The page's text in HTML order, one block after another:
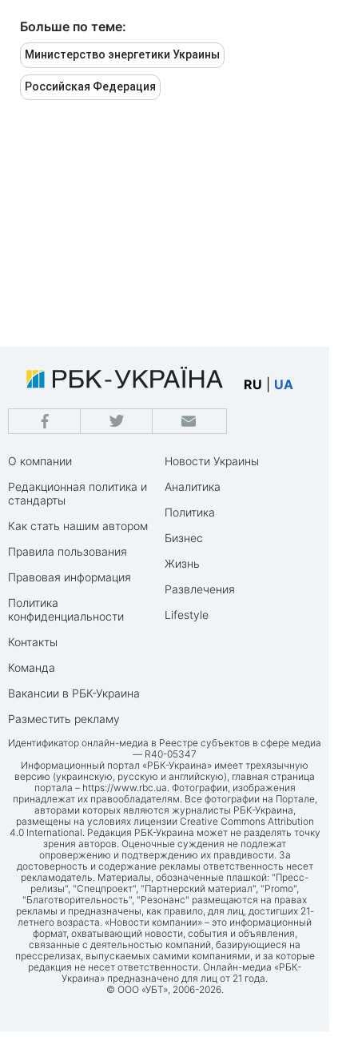
Больше по теме:
Министерство энергетики Украины
Российская Федерация
RU UA
О компании
Редакционная политика и
стандарты
Как стать нашим автором
Правила пользования
Правовая информация
Политика
конфиденциальности
Контакты
Команда
Вакансии в РБК-Украина
Разместить рекламу
Новости Украины
Аналитика
Политика
Бизнес
Жизнь
Развлечения
Lifestyle
Идентификатор онлайн-медиа в Реестре субъектов в сфере медиа
— R40-05347
Информационный портал «РБК-Украина» имеет трехязычную
версию (украинскую, русскую и английскую), главная страница
портала – https://www.rbc.ua. Фотографии, изображения
принадлежат их правообладателям. Все фотографии на Портале,
авторами которых являются журналисты РБК-Украина,
размещены на условиях лицензии Creative Commons Attribution
4.0 International. Редакция РБК-Украина может не разделять точку
зрения авторов. Оценочные суждения не подлежат
опровержению и подтверждению их правдивости. За
достоверность и содержание рекламы ответственность несет
рекламодатель. Материалы, обозначенные плашкой: "Пресс-
релизы", "Спецпроект", "Партнерский материал", "Promo",
"Благотворительность", "Резонанс" размещаются на правах
рекламы и предназначены, как правило, для лиц, достигших 21-
летнего возраста. «Новости компании» – это информационный
формат, охватывающий новости, события и объявления,
связанные с деятельностью компаний, базирующиеся на
прессрелизах, выпускаемых самими компаниями, и за которые
редакция не несет ответственности. Онлайн-медиа «РБК-
Украина» предназначено для лиц от 21 года.
© ООО «УБТ», 2006-2026.